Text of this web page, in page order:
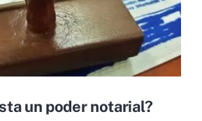
un poder notarial?